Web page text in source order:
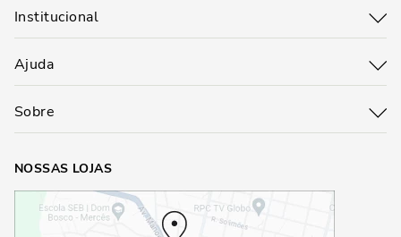
Institucional
Ajuda
Sobre
NOSSAS LOJAS